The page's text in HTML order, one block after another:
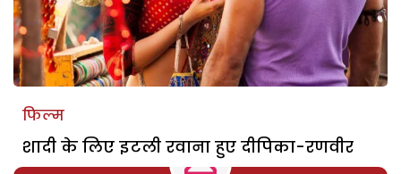
फिल्म
शादी के लिए इटली रवाना हुए दीपिका-रणवीर